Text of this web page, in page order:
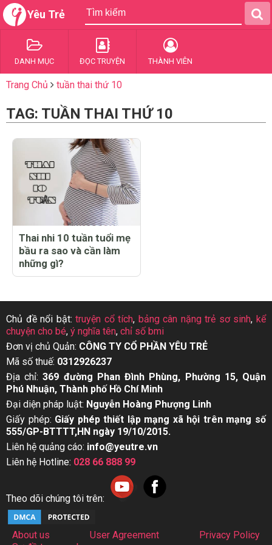
Yêu Trẻ
DANH MỤC ĐỌC TRUYỆN THÀNH VIÊN
Trang Chủ tuần thai thứ 10
TAG: TUẦN THAI THỨ 10
Thai nhi 10 tuần tuổi mẹ
bầu ra sao và cần làm
những gì?
Chủ đề nổi bật:truyện cổ tích, bảng cân nặng trẻ sơ sinh,kể
chuyện cho bé, ý nghĩa tên, chỉ số bmi
Đơn vị chủ Quản: CÔNG TY CỔ PHẦN YÊU TRẺ
Mã số thuế: 0312926237
Địa chỉ:369 đường Phan Đình Phùng, Phường 15, Quận
Phú Nhuận, Thành phố Hồ Chí Minh
Đại diện pháp luật: Nguyễn Hoàng Phượng Linh
Giấy phép: Giấy phép thiết lập mạng xã hội trên mạng số
555/GP-BTTTT,HN ngày 19/10/2015.
Liên hệ quảng cáo: info@yeutre.vn
Liên hệ Hotline: 028 66 888 99
Theo dõi chúng tôi trên:
About us User Agreement
Privacy Policy